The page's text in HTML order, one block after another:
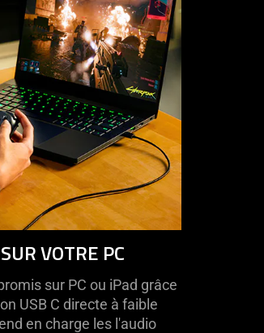
VOTRE PC
sur PC ou iPad grâce
USB C directe à faible
en charge les l'audio